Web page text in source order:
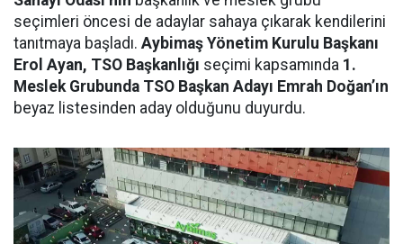
seçimleri öncesi de adaylar sahaya çıkarak kendilerini
tanıtmaya başladı. Aybimaş Yönetim Kurulu Başkanı
Erol Ayan, TSO Başkanlığı seçimi kapsamında 1.
Meslek Grubunda TSO Başkan Adayı Emrah Doğan’ın
beyaz listesinden aday olduğunu duyurdu.